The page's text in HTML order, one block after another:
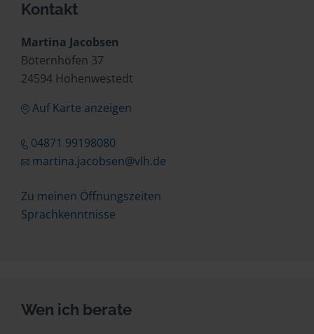
Kontakt
Martina Jacobsen
Böternhöfen 37
24594 Hohenwestedt
Auf Karte anzeigen
04871 99198080
martina.jacobsen@vlh.de
Zu meinen Öffnungszeiten
Sprachkenntnisse
Wen ich berate